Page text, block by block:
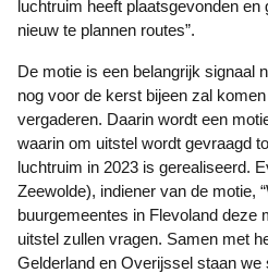
luchtruim heeft plaatsgevonden en
nieuw te plannen routes”.
De motie is een belangrijk signaal naar de Tweede Kamer die
nog voor de kerst bijeen zal
vergaderen. Daarin wordt een
waarin om uitstel wordt gevraagd
luchtruim in 2023 is gerealiseerd.
Zeewolde), indiener van de motie,
buurgemeentes in Flevoland deze
uitstel zullen vragen. Samen met
Gelderland en Overijssel staan we